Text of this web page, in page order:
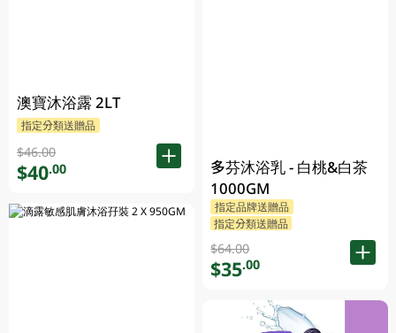
澳寶沐浴露 2LT
指定分類送贈品
$46.00
$40.00
多芬沐浴乳 - 白桃&白茶
1000GM
指定品牌送贈品
指定分類送贈品
$64.00
$35.00